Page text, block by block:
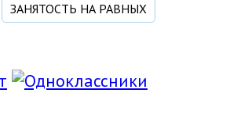
ЗАНЯТОСТЬ НА РАВНЫХ